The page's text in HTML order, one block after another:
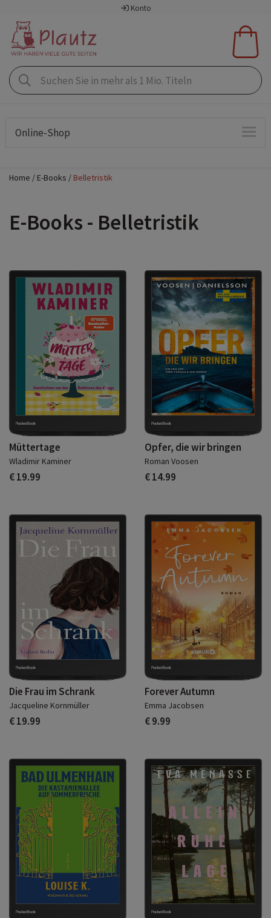
Konto
Online-Shop
Home E-Books Belletristik
E-Books - Belletristik
Müttertage
Wladimir Kaminer
€ 19.99
Opfer, die wir bringen
Roman Voosen
€ 14.99
Die Frau im Schrank
Jacqueline Kornmüller
€ 19.99
Forever Autumn
Emma Jacobsen
€ 9.99